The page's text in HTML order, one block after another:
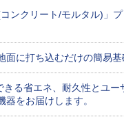
コンクリート/モルタル)」
面に打ち込むだけの簡易
きる省エネ、耐久性とユー
器をお届けします。